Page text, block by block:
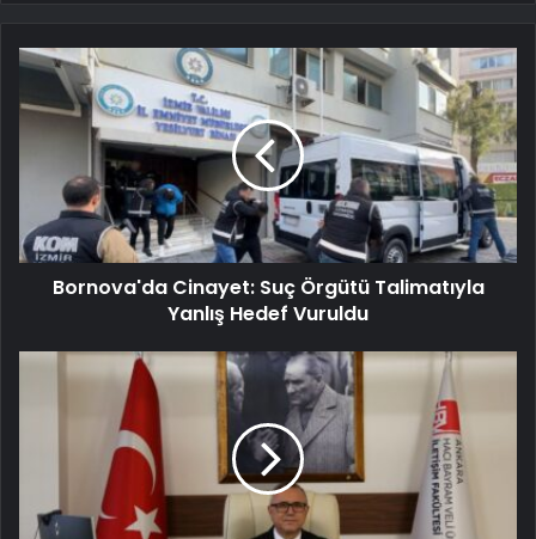
Bornova'da Cinayet: Suç Örgütü Talimatıyla
Yanlış Hedef Vuruldu